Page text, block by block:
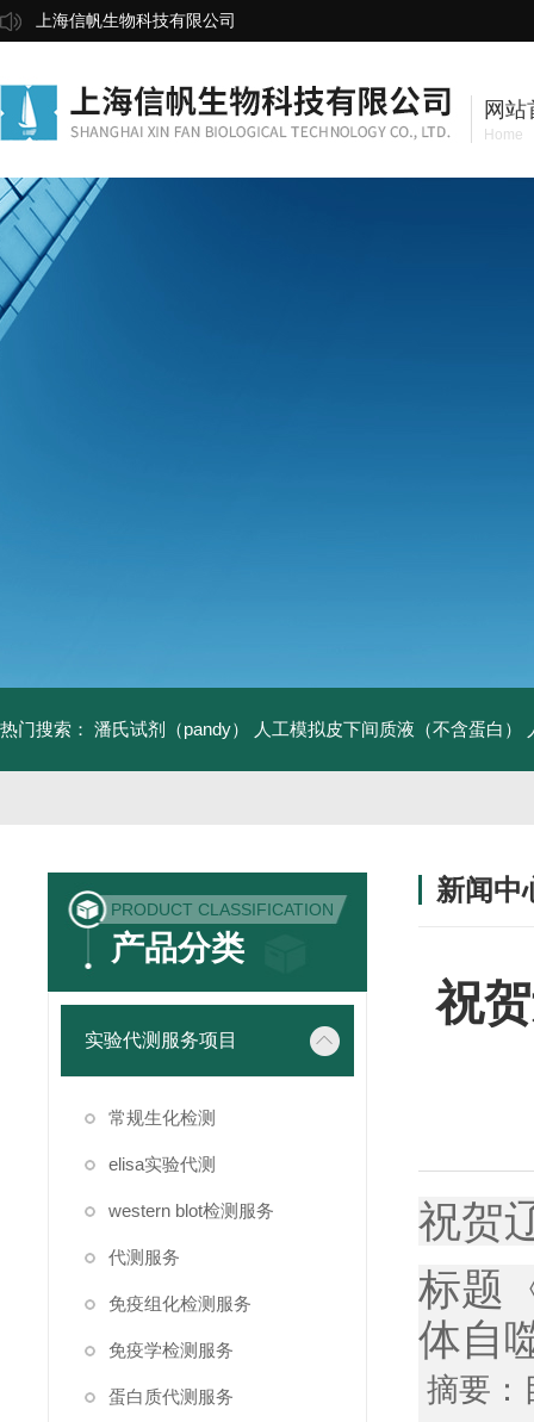
上海信帆生物科技有限公司
网站
Home
热门搜索： 潘氏试剂（pandy） 人工模拟皮下间质液（不含蛋白）
PRODUCT CLASSIFICATION
产品分类
实验代测服务项目
常规生化检测
elisa实验代测
western blot检测服务
代测服务
免疫组化检测服务
免疫学检测服务
蛋白质代测服务
新闻中
祝
祝贺
标题
体自
摘要：